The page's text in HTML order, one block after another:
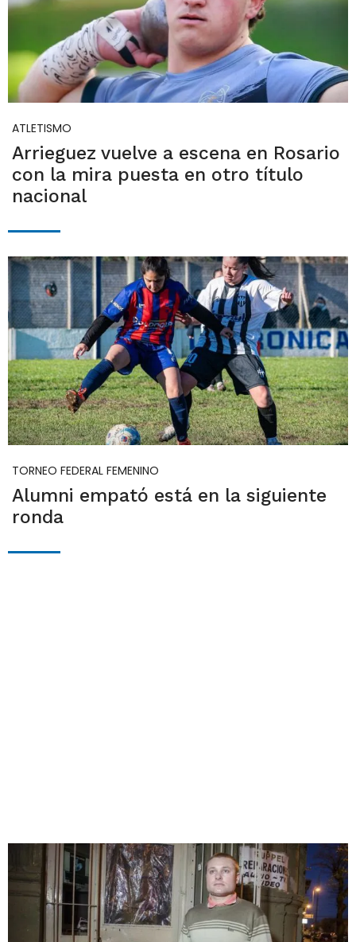
ATLETISMO
Arrieguez vuelve a escena en Rosario
con la mira puesta en otro título
nacional
TORNEO FEDERAL FEMENINO
Alumni empató está en la siguiente
ronda